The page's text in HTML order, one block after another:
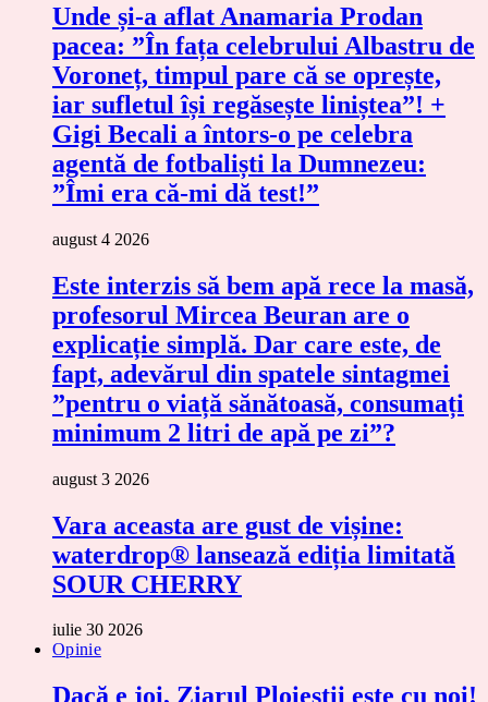
Unde și-a aflat Anamaria Prodan
pacea: ”În fața celebrului Albastru de
Voroneț, timpul pare că se oprește,
iar sufletul își regăsește liniștea”! +
Gigi Becali a întors-o pe celebra
agentă de fotbaliști la Dumnezeu:
”Îmi era că-mi dă test!”
august 4 2026
Este interzis să bem apă rece la masă,
profesorul Mircea Beuran are o
explicație simplă. Dar care este, de
fapt, adevărul din spatele sintagmei
”pentru o viață sănătoasă, consumați
minimum 2 litri de apă pe zi”?
august 3 2026
Vara aceasta are gust de vișine:
waterdrop® lansează ediția limitată
SOUR CHERRY
iulie 30 2026
Opinie
Dacă e joi, Ziarul Ploieștii este cu noi!